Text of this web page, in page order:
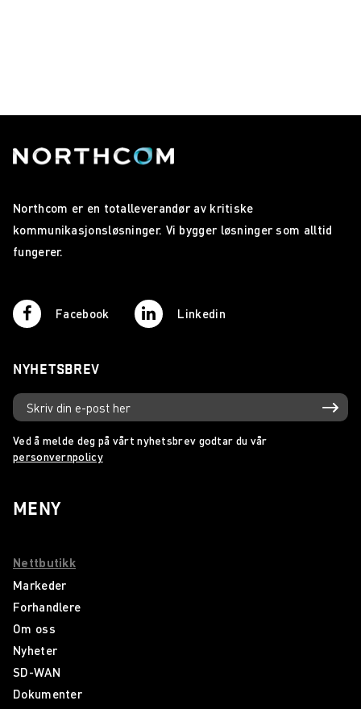
Northcom er en totalleverandør av kritiske
kommunikasjonsløsninger. Vi bygger løsninger som alltid
fungerer.
Facebook Linkedin
NYHETSBREV
Ved å melde deg på vårt nyhetsbrev godtar du vår
personvernpolicy
MENY
Nettbutikk
Markeder
Forhandlere
Om oss
Nyheter
SD-WAN
Dokumenter